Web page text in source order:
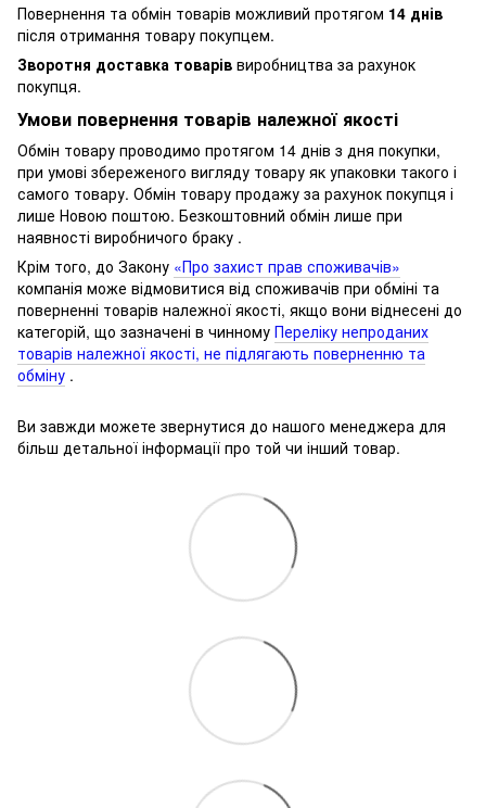
Повернення та обмін товарів можливий протягом 14 днів
після отримання товару покупцем.
Зворотня доставка товарів виробництва за рахунок
покупця.
Умови повернення товарів належної якості
Обмін товару проводимо протягом 14 днів з дня покупки,
при умові збереженого вигляду товару як упаковки такого і
самого товару. Обмін товару продажу за рахунок покупця і
лише Новою поштою. Безкоштовний обмін лише при
наявності виробничого браку .
Крім того, до Закону «Про захист прав споживачів»
компанія може відмовитися від споживачів при обміні та
поверненні товарів належної якості, якщо вони віднесені до
категорій, що зазначені в чинному Переліку непроданих
товарів належної якості, не підлягають поверненню та
обміну .
Ви завжди можете звернутися до нашого менеджера для
більш детальної інформації про той чи інший товар.